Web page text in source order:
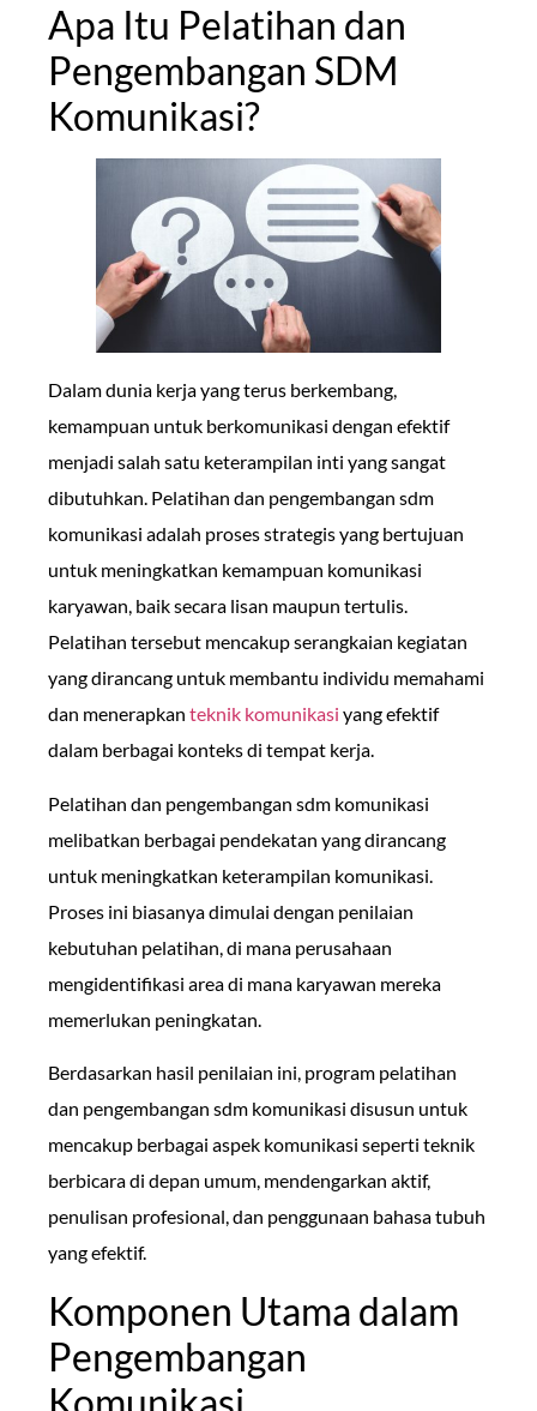
Apa Itu Pelatihan dan
Pengembangan SDM
Komunikasi?
Dalam dunia kerja yang terus berkembang,
kemampuan untuk berkomunikasi dengan efektif
menjadi salah satu keterampilan inti yang sangat
dibutuhkan. Pelatihan dan pengembangan sdm
komunikasi adalah proses strategis yang bertujuan
untuk meningkatkan kemampuan komunikasi
karyawan, baik secara lisan maupun tertulis.
Pelatihan tersebut mencakup serangkaian kegiatan
yang dirancang untuk membantu individu memahami
dan menerapkan teknik komunikasi yang efektif
dalam berbagai konteks di tempat kerja.
Pelatihan dan pengembangan sdm komunikasi
melibatkan berbagai pendekatan yang dirancang
untuk meningkatkan keterampilan komunikasi.
Proses ini biasanya dimulai dengan penilaian
kebutuhan pelatihan, di mana perusahaan
mengidentifikasi area di mana karyawan mereka
memerlukan peningkatan.
Berdasarkan hasil penilaian ini, program pelatihan
dan pengembangan sdm komunikasi disusun untuk
mencakup berbagai aspek komunikasi seperti teknik
berbicara di depan umum, mendengarkan aktif,
penulisan profesional, dan penggunaan bahasa tubuh
yang efektif.
Komponen Utama dalam
Pengembangan
Komunikasi